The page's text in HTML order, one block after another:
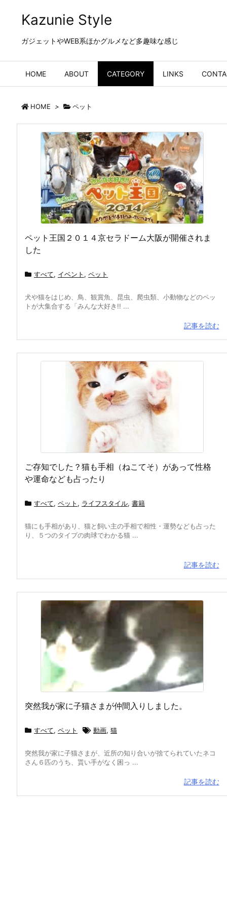
Kazunie Style
ガジェットやWEB系ほかグルメなど多趣味な感じ
HOME ABOUT CATEGORY LINKS
HOME > ペット
ペット王国２０１４京セラドーム大阪が開催されま
した
すべて, イベント , ペット
犬や猫をはじめ、鳥、観賞魚、昆虫、爬虫類、小動物などのペッ
トが大集合する「みんな大好き!! ...
記事を読む
ご存知でした？猫も手相（ねこてそ）があって性格
や運命なども占ったり
すべて, ペット , ライフスタイル, 書籍
猫にも手相があり、猫と飼い主の手相で相性・運勢なども占った
り、５つのタイプの肉球でわかる猫 ...
記事を読む
突然我が家に子猫さまが仲間入りしました。
すべて, ペット 動画, 猫
突然我が家に子猫さまが、近所の知り合いが捨てられていたネコ
さん６匹のうち、貰い手がなく困っ ...
記事を読む